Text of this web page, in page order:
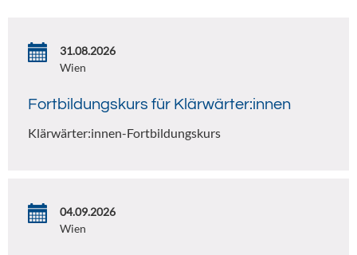
31.08.2026
Wien
Fortbildungskurs für Klärwärter:innen
Klärwärter:innen-Fortbildungskurs
04.09.2026
Wien